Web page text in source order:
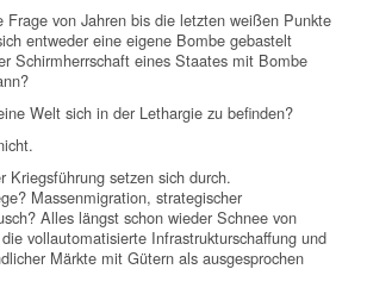
Frage von Jahren bis die letzten weißen Punkte
entweder eine eigene Bombe gebastelt
Schirmherrschaft eines Staates mit Bombe
Welt sich in der Lethargie zu befinden?
Kriegsführung setzen sich durch.
Massenmigration, strategischer
Alles längst schon wieder Schnee von
vollautomatisierte Infrastrukturschaffung und
Märkte mit Gütern als ausgesprochen